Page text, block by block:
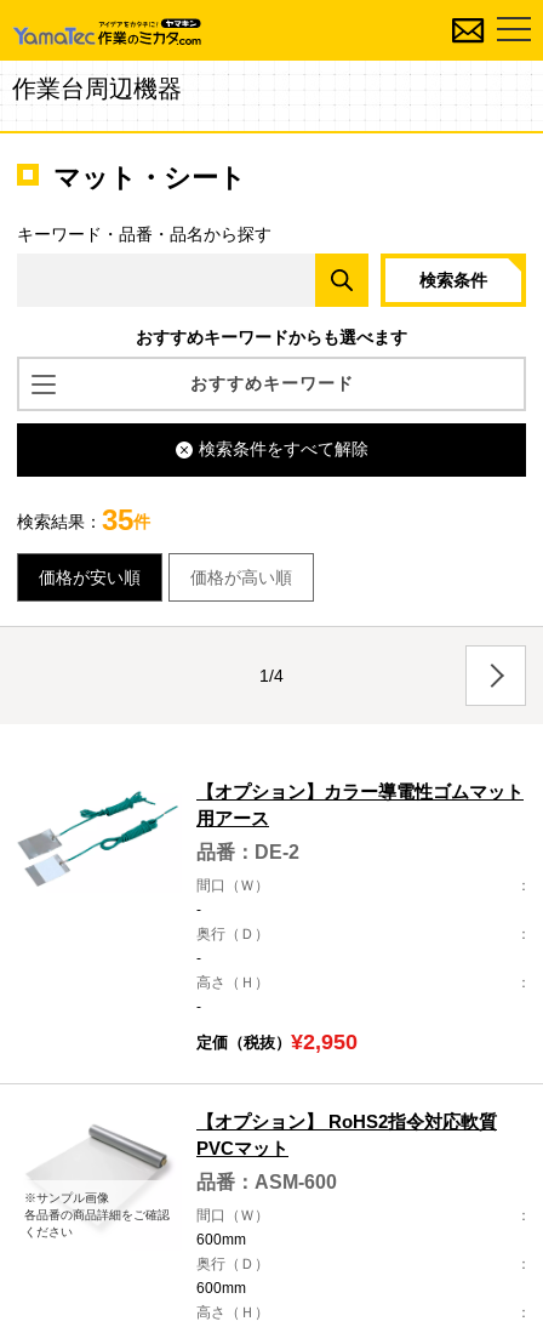
作業台周辺機器
マット・シート
キーワード・品番・品名から探す
検索条件
おすすめキーワードからも選べます
おすすめキーワード
RoHS2指令対応軟質PVCマット
カラー導電性ゴムマット 吸着保護シート
疲労軽減マット
検索条件をすべて解除
検索結果： 35件
価格が安い順 価格が高い順
1/4
【オプション】カラー導電性ゴムマット
用アース
品番：DE-2
間口（Ｗ）
-
奥行（Ｄ）
-
高さ（Ｈ）
-
定価（税抜） ¥2,950
※サンプル画像
各品番の商品詳細をご確認
ください
【オプション】 RoHS2指令対応軟質
PVCマット
品番：ASM-600
間口（Ｗ）
600mm
奥行（Ｄ）
600mm
高さ（Ｈ）